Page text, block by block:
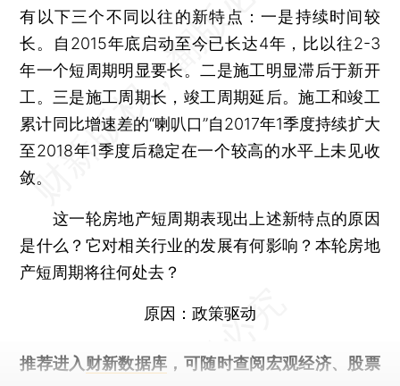
有以下三个不同以往的新特点：一是持续时间较
长。自2015年底启动至今已长达4年，比以往2-3
年一个短周期明显要长。二是施工明显滞后于新开
工。三是施工周期长，竣工周期延后。施工和竣工
累计同比增速差的“喇叭口”自2017年1季度持续扩大
至2018年1季度后稳定在一个较高的水平上未见收
敛。
这一轮房地产短周期表现出上述新特点的原因
是什么？它对相关行业的发展有何影响？本轮房地
产短周期将往何处去？
原因：政策驱动
推荐进入 财新数据库 ，可随时查阅宏观经济、股票